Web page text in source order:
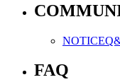
NOTICE
FAQ